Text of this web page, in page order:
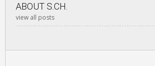
ABOUT S.CH.
view all posts